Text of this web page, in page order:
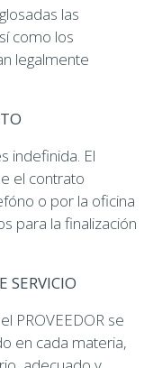
las
como los
legalmente
indefinida. El
el contrato
o por la oficina
para la finalización
SERVICIO
PROVEEDOR se
en cada materia,